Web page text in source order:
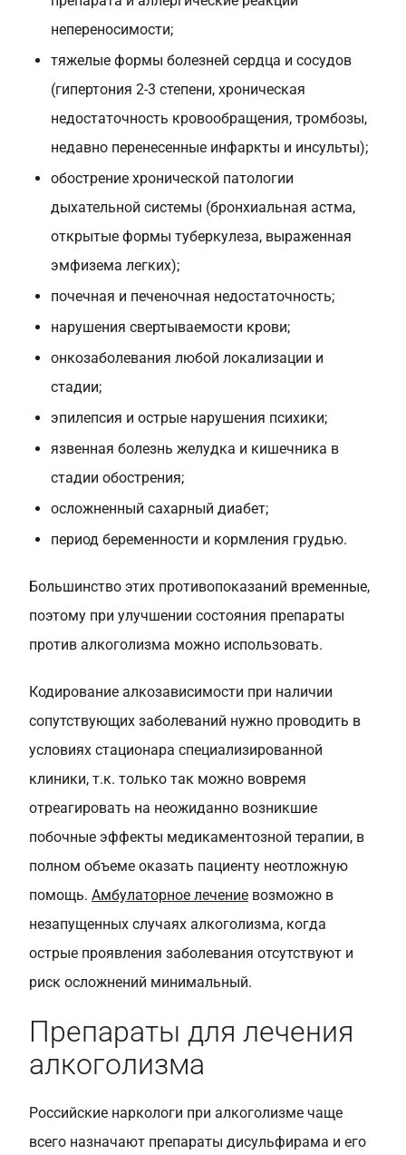
непереносимости;
тяжелые формы болезней сердца и сосудов
(гипертония 2-3 степени, хроническая
недостаточность кровообращения, тромбозы,
недавно перенесенные инфаркты и инсульты);
обострение хронической патологии
дыхательной системы (бронхиальная астма,
открытые формы туберкулеза, выраженная
эмфизема легких);
почечная и печеночная недостаточность;
нарушения свертываемости крови;
онкозаболевания любой локализации и
стадии;
эпилепсия и острые нарушения психики;
язвенная болезнь желудка и кишечника в
стадии обострения;
осложненный сахарный диабет;
период беременности и кормления грудью.
Большинство этих противопоказаний временные,
поэтому при улучшении состояния препараты
против алкоголизма можно использовать.
Кодирование алкозависимости при наличии
сопутствующих заболеваний нужно проводить в
условиях стационара специализированной
клиники, т.к. только так можно вовремя
отреагировать на неожиданно возникшие
побочные эффекты медикаментозной терапии, в
полном объеме оказать пациенту неотложную
помощь. Амбулаторное лечение возможно в
незапущенных случаях алкоголизма, когда
острые проявления заболевания отсутствуют и
риск осложнений минимальный.
Препараты для лечения
алкоголизма
Российские наркологи при алкоголизме чаще
всего назначают препараты дисульфирама и его